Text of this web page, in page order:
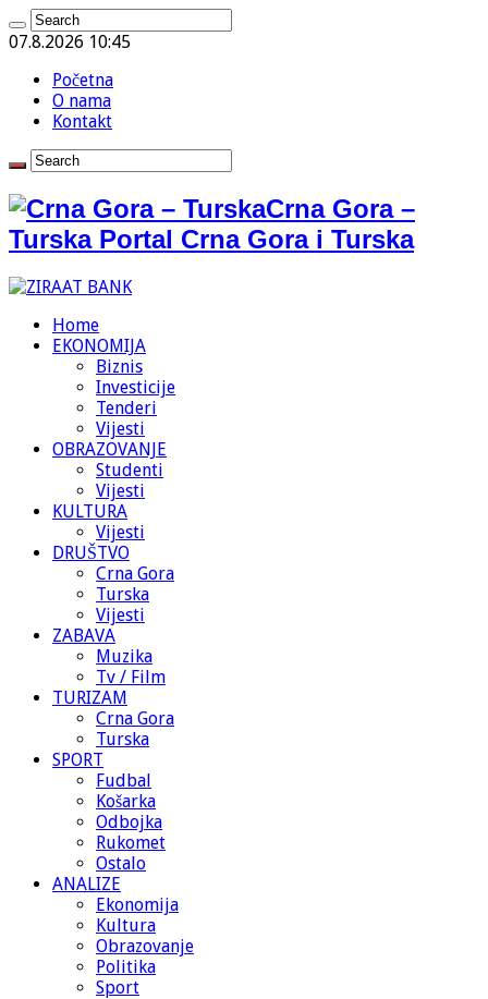
07.8.2026 10:45
Početna
O nama
Kontakt
Crna Gora –
Turska Portal Crna Gora i Turska
Home
EKONOMIJA
Biznis
Investicije
Tenderi
Vijesti
OBRAZOVANJE
Studenti
Vijesti
KULTURA
Vijesti
DRUŠTVO
Crna Gora
Turska
Vijesti
ZABAVA
Muzika
Tv / Film
TURIZAM
Crna Gora
Turska
SPORT
Fudbal
Košarka
Odbojka
Rukomet
Ostalo
ANALIZE
Ekonomija
Kultura
Obrazovanje
Politika
Sport